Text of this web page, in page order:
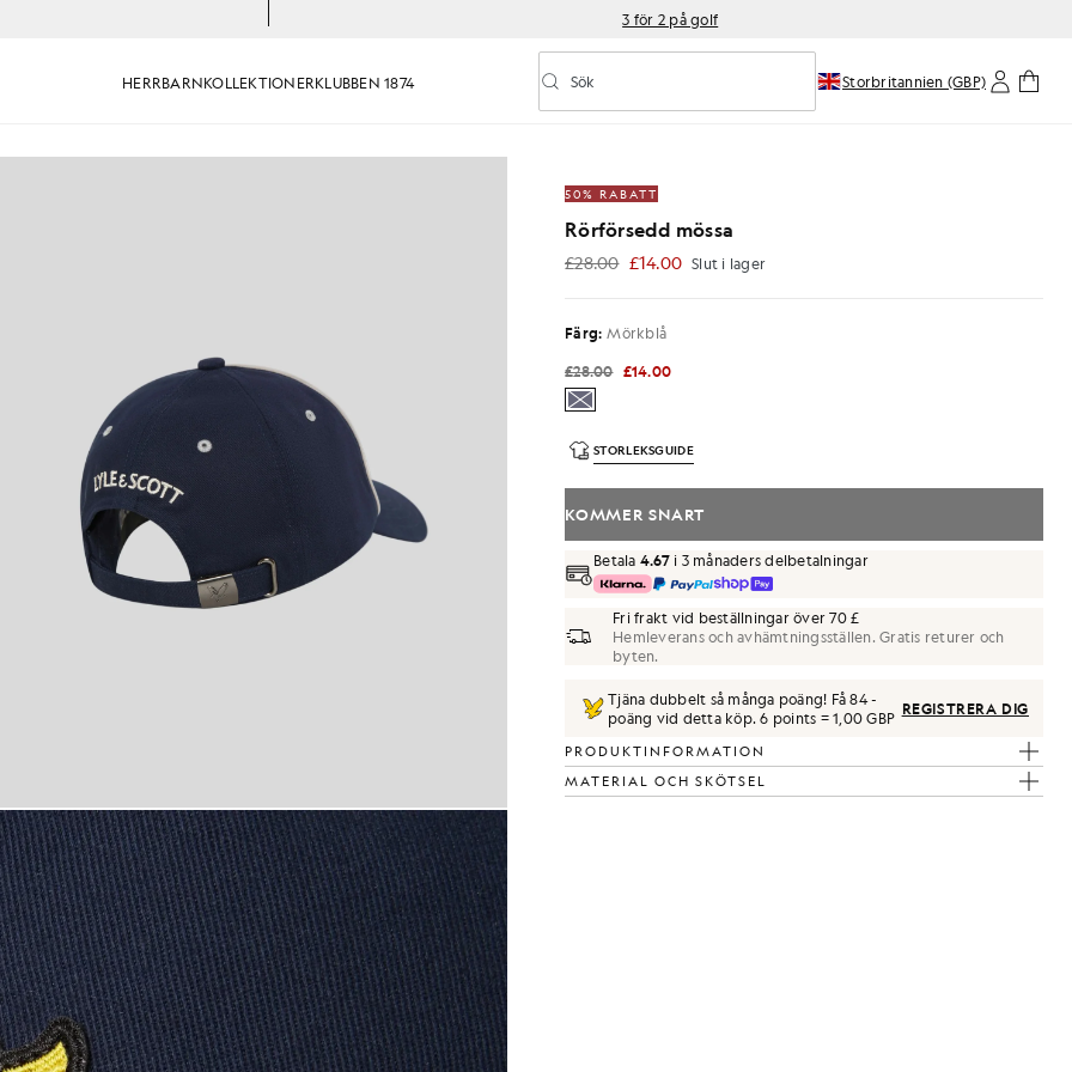
3 för 2 på golf
HERRBARNKOLLEKTIONERKLUBBEN 1874 Aktivera/inaktivera prediktiv sökning
Sök Storbritannien (GBP)
med bård i mörk marinblått
50% RABATT
Rörförsedd mössa
£28.00 £14.00 Slut i lager
£14.00
Färg: Mörkblå
£28.00 £14.00
STORLEKSGUIDE
KOMMER SNART
Betala 4.67i 3 månaders delbetalningar
Fri frakt vid beställningar över 70 £
Hemleverans och avhämtningsställen. Gratis returer och
byten.
Tjäna dubbelt så många poäng! Få84-
poäng vid detta köp.6 points = 1,00 GBP REGISTRERA DIG
PRODUKTINFORMATION
MATERIAL OCH SKÖTSEL